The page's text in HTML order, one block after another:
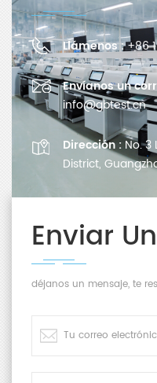
Llámenos :+86
Envíanos un
info@gbtest.cn
Dirección : No. 3
District,
Enviar
déjanos un mensaje, te